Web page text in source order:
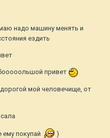
надо машину менять и
ездить
привет
дорогой мой человечище, от
покупай )